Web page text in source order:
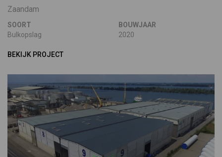
Zaandam
SOORT
Bulkopslag
BOUWJAAR
2020
BEKIJK PROJECT